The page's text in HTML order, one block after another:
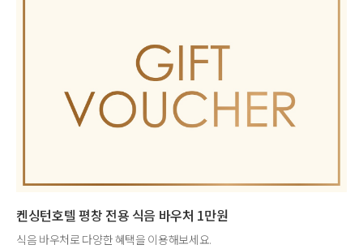
켄싱턴호텔 평창 전용 식음 바우처 1만원
식음 바우처로 다양한 혜택을 이용해보세요.